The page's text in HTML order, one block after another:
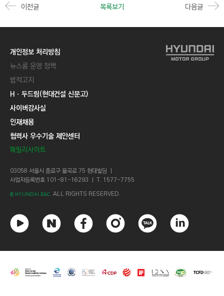
이전글 목록보기 다음글
개인정보 처리방침
뉴스룸 운영 정책
법적고지
Hㆍ두드림(현대건설 신문고)
사이버감사실
인재채용
협력사 우수기술 제안센터
패밀리사이트
03058 서울시 종로구 율곡로 75 현대빌딩 ㅣ
사업자등록번호 101-81-16293 ㅣ T. 1577-7755
© HYUNDAI E&C. ALL RIGHTS RESERVED.
튜
브
이
이
스
북
스
타
그
카
오
톡
크
드
인